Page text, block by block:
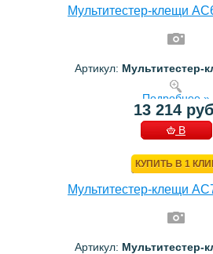
Мультитестер-клещи
Артикул: Мультитестер-
Подробнее »
13 214
В
КУПИТЬ В 1
Мультитестер-клещи
Артикул: Мультитестер-